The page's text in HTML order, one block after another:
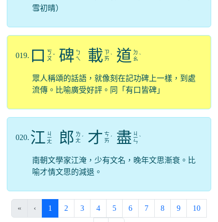
雪初晴）
019. 口
ㄎ
ㄡ ˇ 碑 ㄅ
ㄟ
載
ㄗ
ㄞ ˋ 道 ㄉ
ㄠ ˋ
眾人稱頌的話語，就像刻在記功碑上一樣，到處
流傳。比喻廣受好評。同「有口皆碑」
020. 江 ㄐ
ㄧ
ㄤ 郎 ㄌ
ㄤ ˊ 才 ㄘ
ㄞ ˊ 盡 ㄐ
ㄧ
ㄣ
ˋ
南朝文學家江淹，少有文名，晚年文思漸衰。比
喻才情文思的減退。
« ‹ 1 (current)
2 3 4 5 6 7 8 9 10